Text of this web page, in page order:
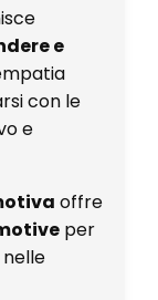
e
con le
e
offre
per